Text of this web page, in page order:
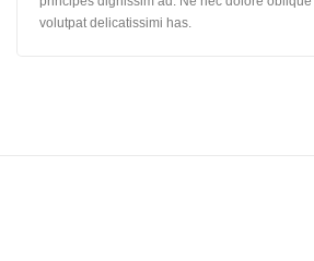
volutpat delicatissimi has.